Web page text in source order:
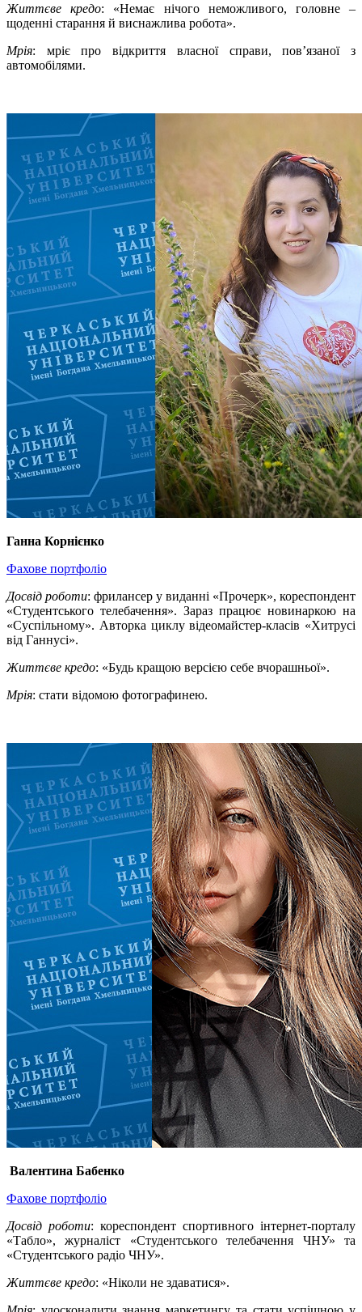
Життєве кредо: «Немає нічого неможливого, головне –
щоденні старання й виснажлива робота».
Мрія: мріє про відкриття власної справи, пов’язаної з
автомобілями.
Ганна Корнієнко
Фахове портфоліо
Досвід роботи: фрилансер у виданні «Прочерк», кореспондент
«Студентського телебачення». Зараз працює новинаркою на
«Суспільному». Авторка циклу відеомайстер-класів «Хитрусі
від Ганнусі».
Життєве кредо: «Будь кращою версією себе вчорашньої».
Мрія: стати відомою фотографинею.
Валентина Бабенко
Фахове портфоліо
Досвід роботи: кореспондент спортивного інтернет-порталу
«Табло», журналіст «Студентського телебачення ЧНУ» та
«Студентського радіо ЧНУ».
Життєве кредо: «Ніколи не здаватися».